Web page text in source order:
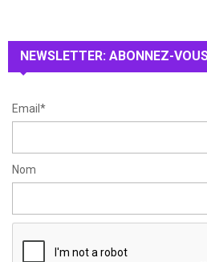
:
NEWSLETTER: ABONNEZ-
Email*
Nom